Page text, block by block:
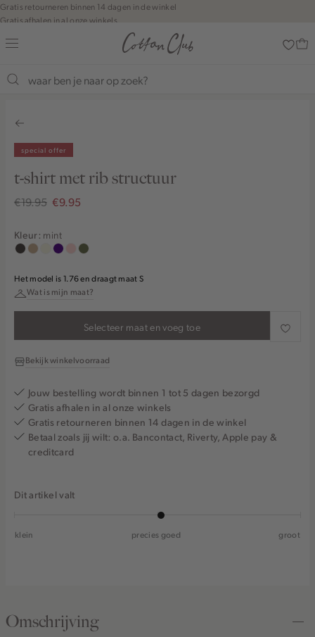
Navigeer
direct naar
de
hoofdinhoud
zoekbalk
naar de
Gratis retourneren binnen 14 dagen in de winkel
Gratis afhalen in al onze winkels
Jouw bestelling wordt binnen 1 tot 5 dagen bezorgd
Betaal zoals jij wilt: o.a. Bancontact, Riverty, Apple pay & creditcard
special offer
t-shirt met rib structuur
€19.95 €9.95
Kleur: mint
choco
zand wit,
white
indigo
pinkgroen,
Het model is 1.76 en draagt maat S
Wat is mijn maat?
Selecteer maat en voeg toe
Bekijk winkelvoorraad
Jouw bestelling wordt binnen 1 tot 5 dagen bezorgd
Gratis afhalen in al onze winkels
Gratis retourneren binnen 14 dagen in de winkel
Betaal zoals jij wilt: o.a. Bancontact, Riverty, Apple pay &
creditcard
Dit artikel valt
klein precies goed groot
Omschrijving